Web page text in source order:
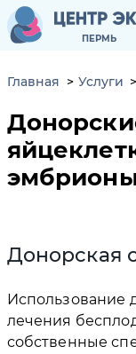
ПЕРМЬ
ПЕРМЬ
Главная Услуги
Донорская
Использование
лечения
собственные